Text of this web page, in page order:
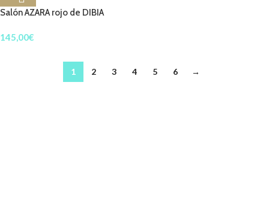
Salón AZARA rojo de DIBIA
145,00€
1 2 3 4 5 6 →